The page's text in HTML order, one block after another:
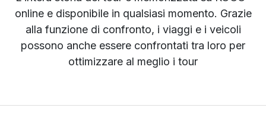
online e disponibile in qualsiasi momento. Grazie
alla funzione di confronto, i viaggi e i veicoli
possono anche essere confrontati tra loro per
ottimizzare al meglio i tour